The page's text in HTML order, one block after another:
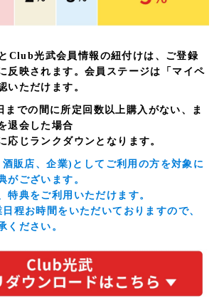
Club光武会員情報の紐付けは、ご登録
反映されます。会員ステージは「マイペ
いただけます。
での間に所定回数以上購入がない、ま
退会した場合
応じランクダウンとなります。
販店、企業)としてご利用の方を対象に
がございます。
特典をご利用いただけます。
程お時間をいただいておりますので、
ください。